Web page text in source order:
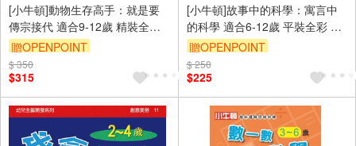
[小牛頓]動物生存高手：就是要
傳宗接代 適合9-12歲 精裝全彩
高清照片搭動物影片
贈OPENPOINT
$ 350
$315
[小牛頓]故事中的科學：寓言中
的科學 適合6-12歲 平裝全彩 搭
科學影片隨掃隨看
贈OPENPOINT
$ 250
$225